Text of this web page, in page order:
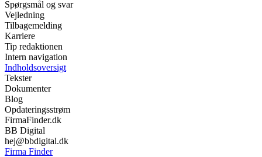
Spørgsmål og svar
Vejledning
Tilbagemelding
Karriere
Tip redaktionen
Intern navigation
Indholdsoversigt
Tekster
Dokumenter
Blog
Opdateringsstrøm
FirmaFinder.dk
BB Digital
hej@bbdigital.dk
Firma Finder